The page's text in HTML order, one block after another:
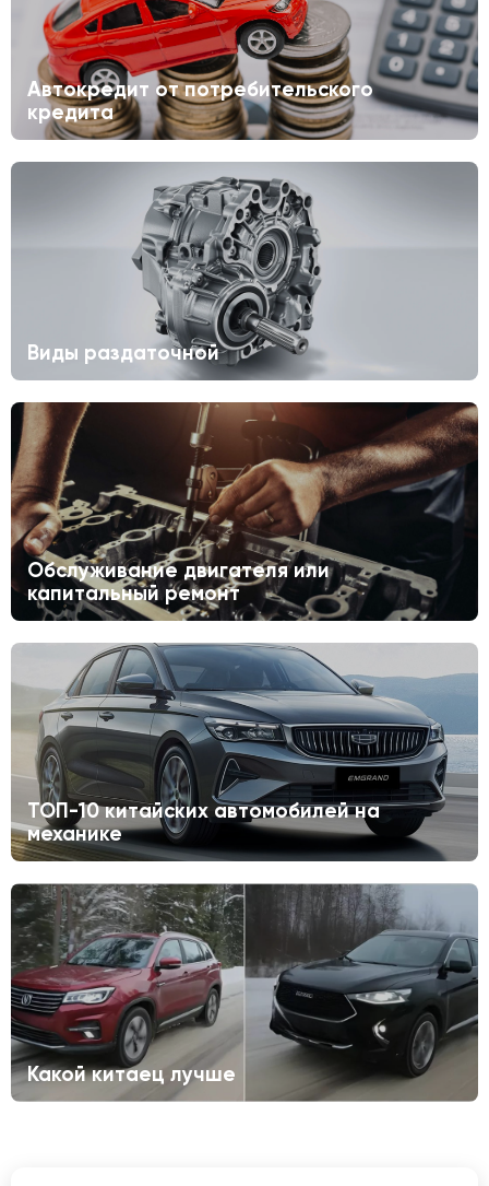
Автокредит от потребительского
кредита
Виды раздаточной
Обслуживание двигателя или
капитальный ремонт
ТОП-10 китайских автомобилей на
механике
Какой китаец лучше